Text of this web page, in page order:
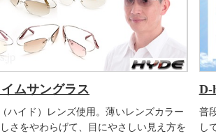
ムサングラス
ハイド）レンズ使用。薄いレンズカラー
さをやわらげて、目にやさしい見え方を
D-
普
し